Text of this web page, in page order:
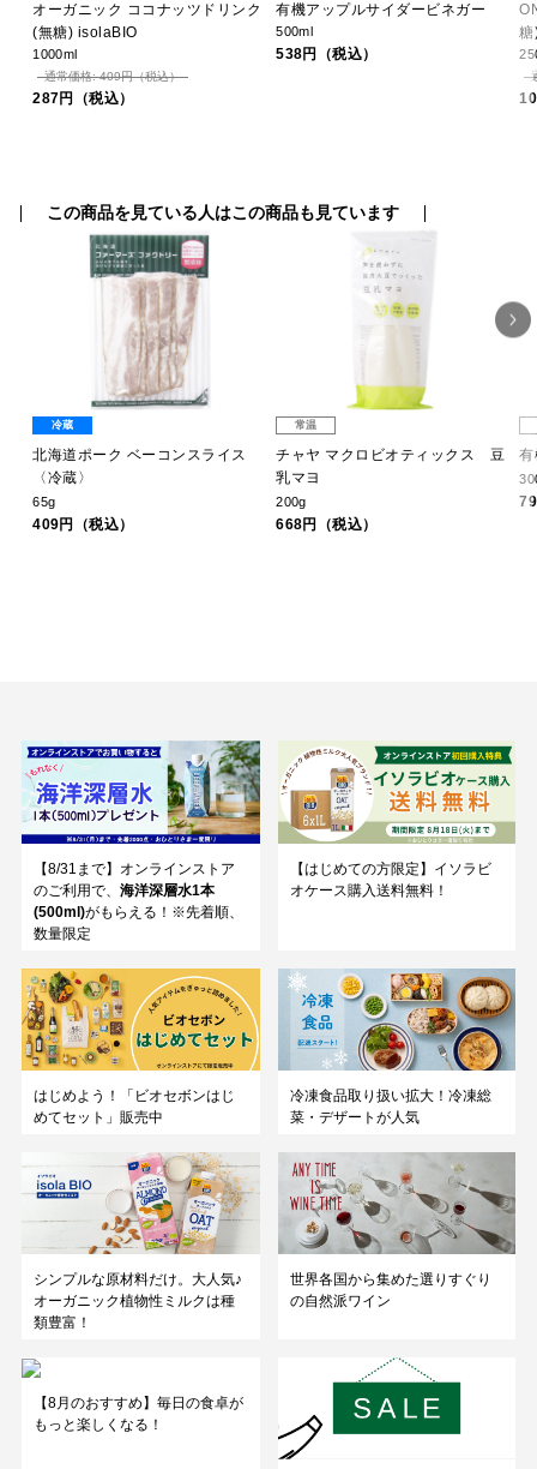
オーガニック ココナッツドリンク
(無糖) isolaBIO
1000ml
通常価格: 409円（税込）
287円（税込）
有機アップルサイダービネガー
500ml
538円（税込）
この商品を見ている人はこの商品も見ています
冷蔵
北海道ポーク ベーコンスライス
〈冷蔵〉
65g
409円（税込）
常温
チャヤ マクロビオティックス 豆
乳マヨ
200g
668円（税込）
【8/31まで】オンラインストア
のご利用で、 海洋深層水1本
(500ml)がもらえる！※先着順、
数量限定
【はじめての方限定】イソラビ
オケース購入送料無料！
はじめよう！「ビオセボンはじ
めてセット」販売中
冷凍食品取り扱い拡大！冷凍総
菜・デザートが人気
シンプルな原材料だけ。大人気♪
オーガニック植物性ミルクは種
類豊富！
世界各国から集めた選りすぐり
の自然派ワイン
【8月のおすすめ】毎日の食卓が
もっと楽しくなる！